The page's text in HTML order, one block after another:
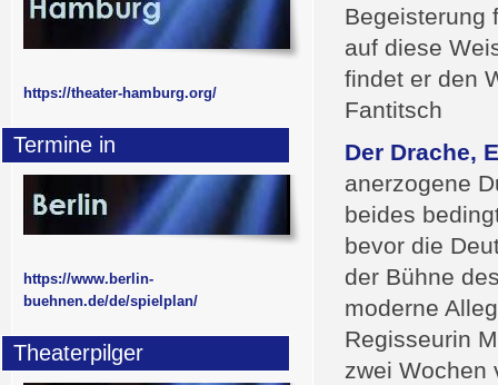
Begeisterung
auf diese
findet er den
Fantitsch
Der Drache,
anerzogene
beides
bevor die
der Bühne
moderne
Regisseurin
zwei Wochen
https://theater-hamburg.org/
Termine in
https://www.berlin-
buehnen.de/de/spielplan/
Theaterpilger